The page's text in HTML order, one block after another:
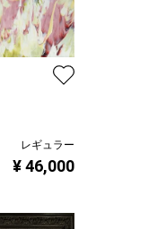
レギュラー
¥ 46,000